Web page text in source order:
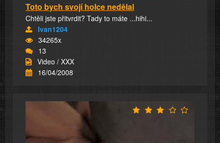
Toto bych svojí holce nedělal
Chtěli jste přitvrdit? Tady to máte ...hihi...
Ivan1204
34265x
13
Video / XXX
16/04/2008